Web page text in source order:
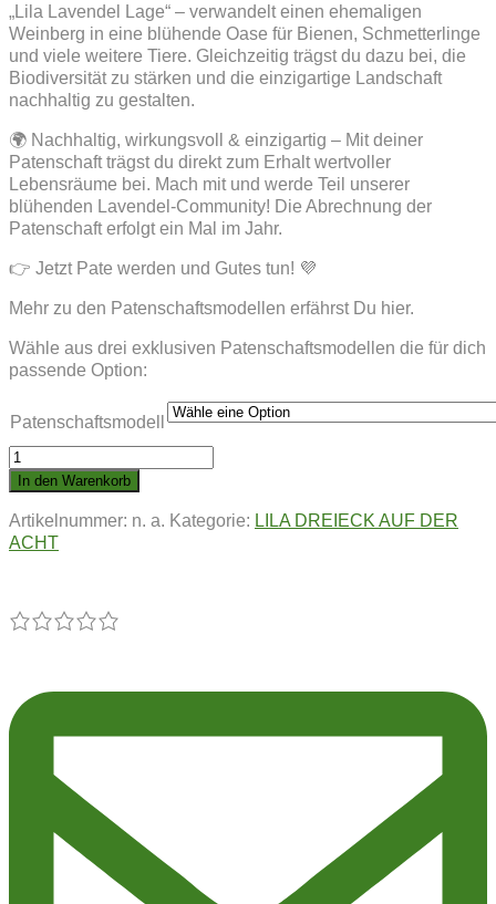
„Lila Lavendel Lage“ – verwandelt einen ehemaligen
Weinberg in eine blühende Oase für Bienen, Schmetterlinge
und viele weitere Tiere. Gleichzeitig trägst du dazu bei, die
Biodiversität zu stärken und die einzigartige Landschaft
nachhaltig zu gestalten.
🌍 Nachhaltig, wirkungsvoll & einzigartig – Mit deiner
Patenschaft trägst du direkt zum Erhalt wertvoller
Lebensräume bei. Mach mit und werde Teil unserer
blühenden Lavendel-Community! Die Abrechnung der
Patenschaft erfolgt ein Mal im Jahr.
👉 Jetzt Pate werden und Gutes tun! 💜
Mehr zu den Patenschaftsmodellen erfährst Du hier.
Wähle aus drei exklusiven Patenschaftsmodellen die für dich
passende Option:
Patenschaftsmodell
LILA
DREIECK
DER
ACHT
von
Bienental
In den Warenkorb
Artikelnummer: n. a. Kategorie: LILA DREIECK AUF DER
ACHT